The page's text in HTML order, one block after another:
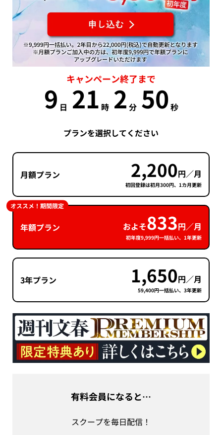
キャンペーン終了まで
9 日 21 時 2 分 50秒
プランを選択してください
月額プラン 2,200円／月
初回登録は初月300円、1カ月更新
年額プラン およそ833円／月
初年度9,999円一括払い、1年更新
オススメ！期間限定
3年プラン 1,650円／月
59,400円一括払い、3年更新
有料会員になると…
スクープを毎日配信！